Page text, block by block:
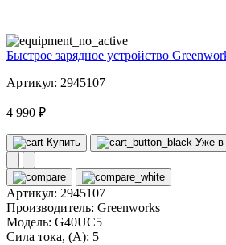
Быстрое зарядное устройство
Артикул: 2945107
4 990 ₽
Купить Уже в
Артикул: 2945107
Производитель: Greenworks
Модель: G40UC5
Сила тока, (А): 5